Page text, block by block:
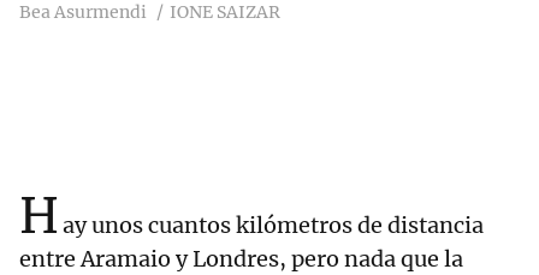
Bea Asurmendi IONE SAIZAR
H ay unos cuantos kilómetros de distancia
entre Aramaio y Londres, pero nada que la